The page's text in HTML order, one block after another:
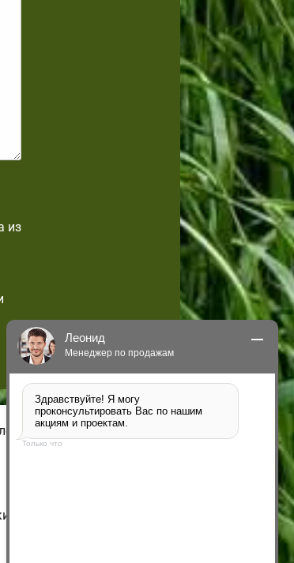
из
домов с
одноэтажных и
Леонид
Менеджер по продажам
Здравствуйте! Я могу
проконсультировать Вас по нашим
акциям и проектам.
Только что